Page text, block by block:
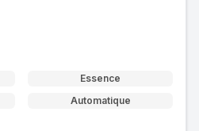
Essence
Automatique